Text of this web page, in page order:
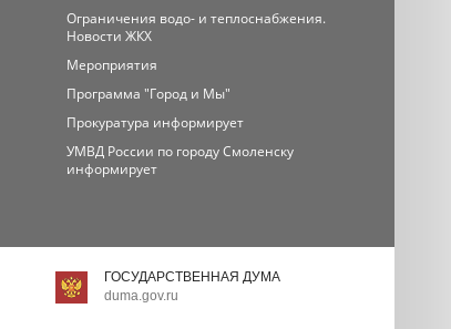
Ограничения водо- и теплоснабжения.
Новости ЖКХ
Мероприятия
Программа "Город и Мы"
Прокуратура информирует
УМВД России по городу Смоленску
информирует
ГОСУДАРСТВЕННАЯ ДУМА
duma.gov.ru